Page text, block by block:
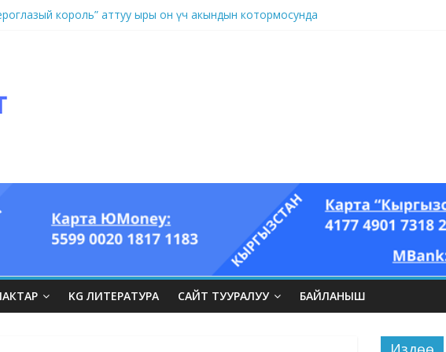
KG ЛИТЕРАТУРА САЙТ ТУУРАЛУУ БАЙЛАНЫШ